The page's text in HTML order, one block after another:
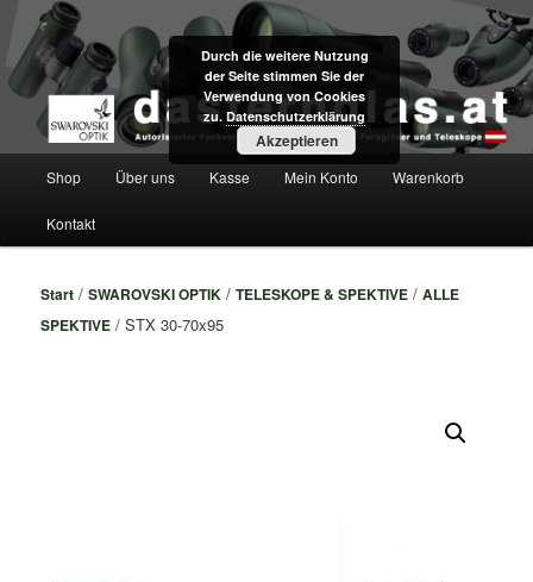
primären
Inhalt
springendasfernglas.at
Fachversand für Swarovski Optik Ferngläser und Teleskope direkt aus Tirol
Shop Über uns Kasse Mein Konto Warenkorb
Kontakt
Start /SWAROVSKI OPTIK /TELESKOPE & SPEKTIVE /ALLE
SPEKTIVE / STX 30-70x95
Durch die weitere Nutzung
der Seite stimmen Sie der
Verwendung von Cookies
zu. Datenschutzerklärung
Akzeptieren